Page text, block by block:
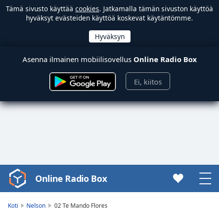
Tämä sivusto käyttää cookies. Jatkamalla tämän sivuston käyttöä
hyväksyt evästeiden käyttöä koskevat käytäntömme.
Asenna ilmainen mobiilisovellus Online Radio Box
Ei, kiitos
Video
Player
Online Radio Box
Koti Nelson 02 Te Mando Flores